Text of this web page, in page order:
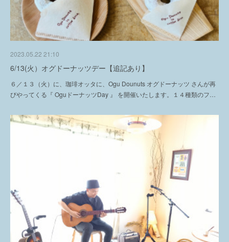
2023.05.22 21:10
6/13(火）オグドーナッツデー【追記あり】
６／１３（火）に、珈琲オッタに、Ogu Dounuts オグドーナッツ さんが再
びやってくる『 OguドーナッツDay 』 を開催いたします。１４種類のフ…